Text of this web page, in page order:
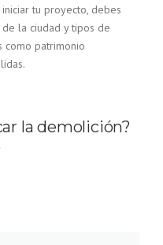
iniciar tu proyecto, debes
la ciudad y tipos de
como patrimonio
la demolición?